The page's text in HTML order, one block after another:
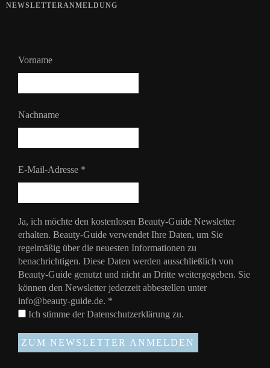
NEWSLETTERANMELDUNG
Vorname
Nachname
E-Mail-Adresse *
Ja, ich möchte den kostenlosen Beauty-Guide Newsletter
erhalten. Beauty-Guide verwendet Ihre Daten, um Sie
regelmäßig über die neuesten Informationen zu
benachrichtigen. Diese Daten werden ausschließlich von
Beauty-Guide genutzt und nicht an Dritte weitergegeben. Sie
können den Newsletter jederzeit abbestellen unter
info@beauty-guide.de. *
Ich stimme derDatenschutzerklärung zu.